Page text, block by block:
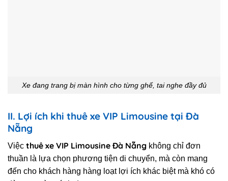
Xe đang trang bị màn hình cho từng ghế, tai nghe đầy đủ
II. Lợi ích khi thuê xe VIP Limousine tại Đà
Nẵng
Việc thuê xe VIP Limousine Đà Nẵng không chỉ đơn
thuần là lựa chọn phương tiện di chuyển, mà còn mang
đến cho khách hàng hàng loạt lợi ích khác biệt mà khó có